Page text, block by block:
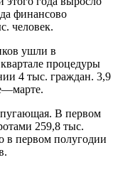
финансово
человек.
ушли в
процедуры
4 тыс. граждан. 3,9
В первом
259,8 тыс.
в первом полугодии